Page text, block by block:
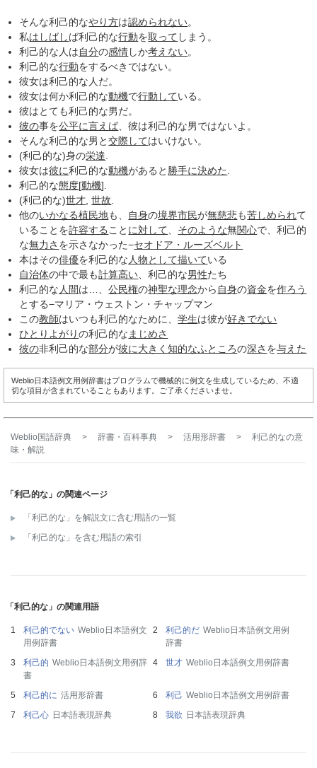
そんな利己的なやり方は認められない。
私はしばしば利己的な行動を取って しまう。
利己的な人は自分の感情しか考えない。
利己的な行動をするべきではない。
彼女は利己的な人だ。
彼女は何か利己的な動機で行動している。
彼はとても利己的な男だ。
彼の事を公平に言えば 、彼は利己的な男ではないよ。
そんな利己的な男と交際してはいけない。
(利己的な)身の栄達
彼女は彼に利己的な動機があると 勝手に決めた
利己的な態度[動機].
(利己的な)世才 ,世故
他のいかなる植民地も、 自身の境界市民が無慈悲も苦しめられて
いることを許容する こと に対して そのような無関心で、利己的
な無力さ を示さなかった−セオドア・ルーズベルト
本はその俳優を利己的な 人物として描いている
自治体の中で最も計算高い 、利己的な男性たち
利己的な 人間は…、公民権の神聖な理念から 自身の資金を作ろう
とする−マリア・ウェストン・チャップマン
この教師はいつも利己的なために、学生は彼が好きでない
ひとりよがりの利己的な まじめさ
彼の非利己的な部分が彼に大きく知的なふところの深さ を与えた
Weblio日本語例文用例辞書はプログラムで機械的に例文を生成しているため、不適
切な項目が含まれていることもあります。ご了承くださいませ。
Weblio国語辞典 > 辞書・百科事典 > 活用形辞書 > 利己的なの意
味・解説
「利己的な」の関連ページ
「利己的な」を解説文に含む用語の一覧
「利己的な」を含む用語の索引
「利己的な」の関連用語
利己的でない Weblio日本語例文
用例辞書
利己的だ Weblio日本語例文用例
辞書
利己的 Weblio日本語例文用例辞
書
世才 Weblio日本語例文用例辞書
利己的に 活用形辞書 利己 Weblio日本語例文用例辞書
利己心 日本語表現辞典 我欲 日本語表現辞典